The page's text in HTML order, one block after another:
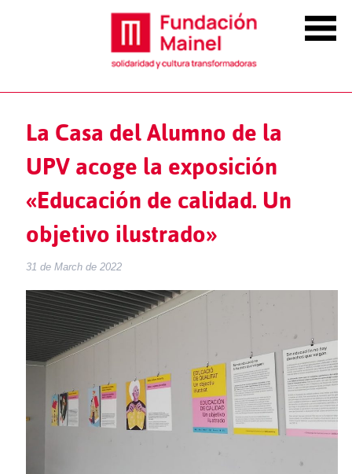
La Casa del Alumno de la
UPV acoge la exposición
«Educación de calidad. Un
objetivo ilustrado»
31 de March de 2022